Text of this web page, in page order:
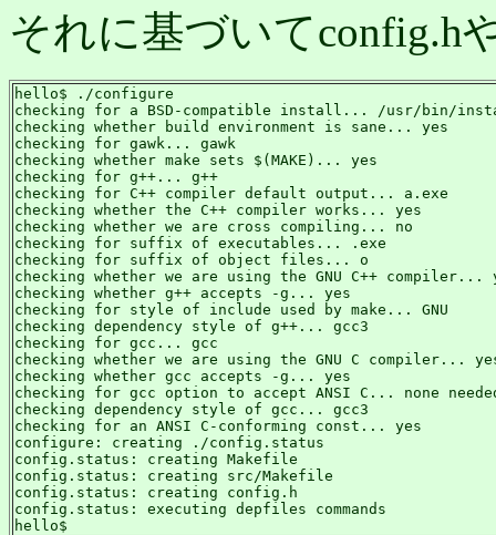
それに基づいてconfig.h
hello$ ./configure
checking for a BSD-compatible install... /usr/bin/
checking whether build environment is sane... yes
checking for gawk... gawk
checking whether make sets $(MAKE)... yes
checking for g++... g++
checking for C++ compiler default output... a.exe
checking whether the C++ compiler works... yes
checking whether we are cross compiling... no
checking for suffix of executables... .exe
checking for suffix of object files... o
checking whether we are using the GNU C++ compiler...
checking whether g++ accepts -g... yes
checking for style of include used by make... GNU
checking dependency style of g++... gcc3
checking for gcc... gcc
checking whether we are using the GNU C compiler...
checking whether gcc accepts -g... yes
checking for gcc option to accept ANSI C... none
checking dependency style of gcc... gcc3
checking for an ANSI C-conforming const... yes
configure: creating ./config.status
config.status: creating Makefile
config.status: creating src/Makefile
config.status: creating config.h
config.status: executing depfiles commands
hello$